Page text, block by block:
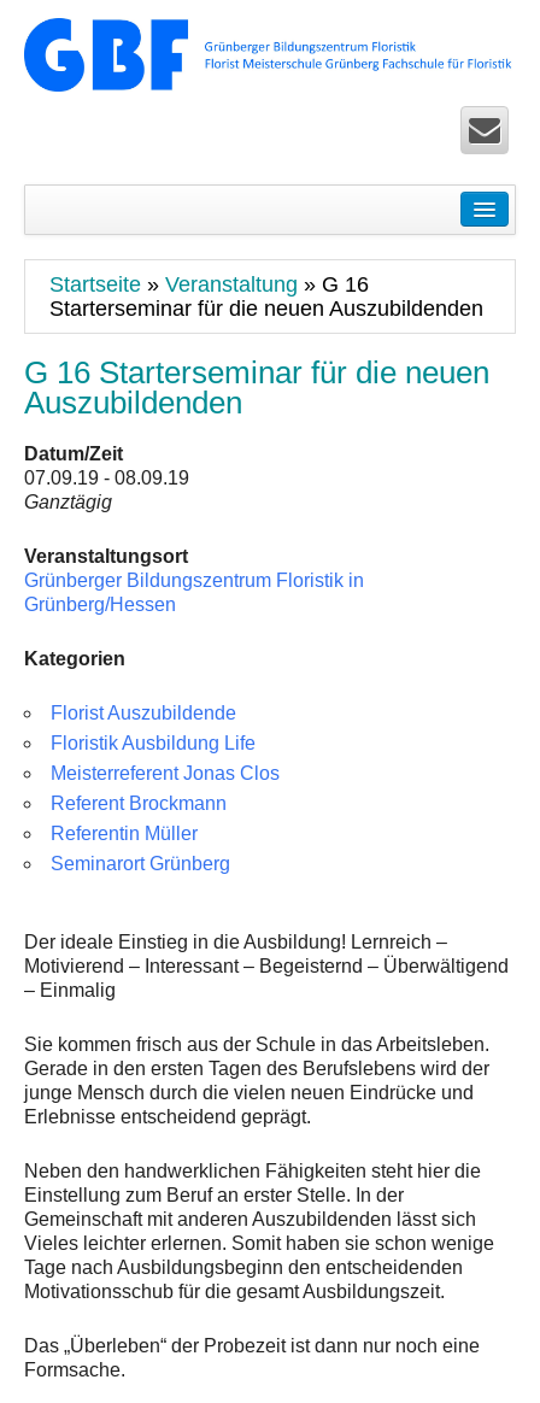
Seminare
Floristik Pur – Basic-Seminare für Einsteiger
Floristik Exclusiv – Fortbildung für Fortgeschrittene
Floristik Spezial – allgemeine Seminare
Floristik Worldwide Seminare und Zertifikatslehrgänge
Floristik Verkauf
Lehrgänge
Floristmeisterlehrgäng der GBF in Grünberg und in
Floristmeisterlehrgänge in Grünberg und Köln finden
Florist mit IHK-Prüfung in Grünberg
flowerARTinternational
Wir über uns
Über uns
Unsere Philosophie
Partner und Empfehlungen
Kontakt
Startseite » Veranstaltung » G 16
Starterseminar für die neuen Auszubildenden
G 16 Starterseminar für die neuen
Auszubildenden
Datum/Zeit
07.09.19 - 08.09.19
Ganztägig
Veranstaltungsort
Grünberger Bildungszentrum Floristik in
Grünberg/Hessen
Kategorien
Florist Auszubildende
Floristik Ausbildung Life
Meisterreferent Jonas Clos
Referent Brockmann
Referentin Müller
Seminarort Grünberg
Der ideale Einstieg in die Ausbildung! Lernreich –
Motivierend – Interessant – Begeisternd – Überwältigend
– Einmalig
Sie kommen frisch aus der Schule in das Arbeitsleben.
Gerade in den ersten Tagen des Berufslebens wird der
junge Mensch durch die vielen neuen Eindrücke und
Erlebnisse entscheidend geprägt.
Neben den handwerklichen Fähigkeiten steht hier die
Einstellung zum Beruf an erster Stelle. In der
Gemeinschaft mit anderen Auszubildenden lässt sich
Vieles leichter erlernen. Somit haben sie schon wenige
Tage nach Ausbildungsbeginn den entscheidenden
Motivationsschub für die gesamt Ausbildungszeit.
Das „Überleben“ der Probezeit ist dann nur noch eine
Formsache.